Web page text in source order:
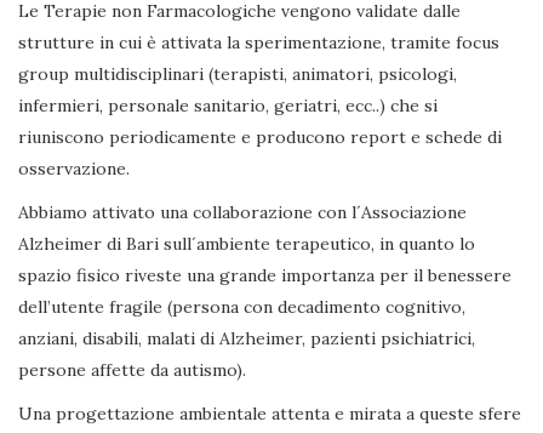
Le Terapie non Farmacologiche vengono validate dalle
strutture in cui è attivata la sperimentazione, tramite focus
group multidisciplinari (terapisti, animatori, psicologi,
infermieri, personale sanitario, geriatri, ecc..) che si
riuniscono periodicamente e producono report e schede di
osservazione.
Abbiamo attivato una collaborazione con l´Associazione
Alzheimer di Bari sull´ambiente terapeutico, in quanto lo
spazio fisico riveste una grande importanza per il benessere
dell’utente fragile (persona con decadimento cognitivo,
anziani, disabili, malati di Alzheimer, pazienti psichiatrici,
persone affette da autismo).
Una progettazione ambientale attenta e mirata a queste sfere